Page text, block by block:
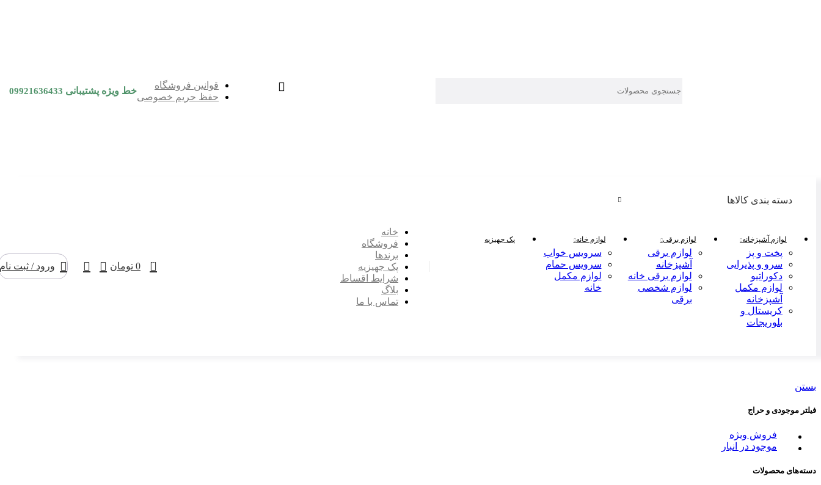
قوانین فروشگاه
حفظ حریم خصوصی
خط ویژه پشتیبانی 09921636433
دسته بندی کالاها
لوازم آشپزخانه
پخت و پز
سرو و پذیرایی
دکوراتیو
لوازم مکمل
آشپزخانه
کریستال و
بلوریجات
لوازم برقی
لوازم برقی
آشپزخانه
لوازم برقی خانه
لوازم شخصی
برقی
لوازم خانه
سرویس خواب
سرویس حمام
لوازم مکمل
خانه
پک جهیزیه
خانه
فروشگاه
برندها
پک جهیزیه
شرایط اقساط
بلاگ
تماس با ما
0
0 تومان ورود / ثبت نام
بستن
فیلتر موجودی و حراج
فروش ویژه
موجود در انبار
دسته‌های محصولات